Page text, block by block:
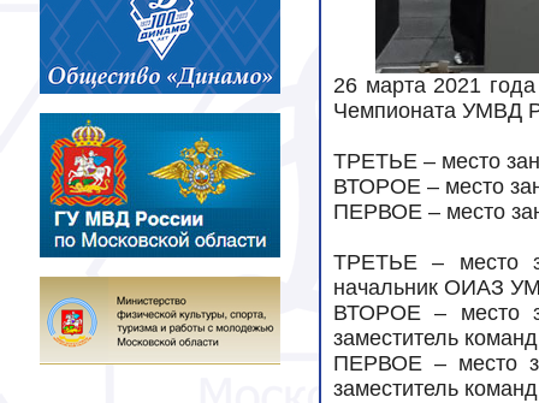
26 марта 2021
Чемпионата УМВД
ТРЕТЬЕ – место
ВТОРОЕ – место
ПЕРВОЕ – место
ТРЕТЬЕ – место
начальник ОИАЗ
ВТОРОЕ – место
заместитель
ПЕРВОЕ – место
заместитель